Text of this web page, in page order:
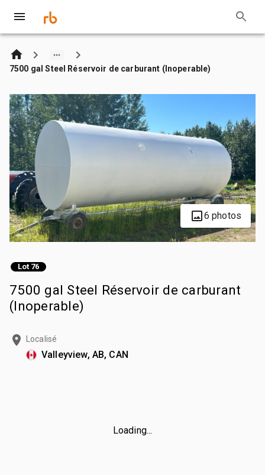
7500 gal Steel Réservoir de carburant (Inoperable)
6 photos
Lot 76
7500 gal Steel Réservoir de carburant
(Inoperable)
Localisé
Valleyview, AB, CAN
Loading...